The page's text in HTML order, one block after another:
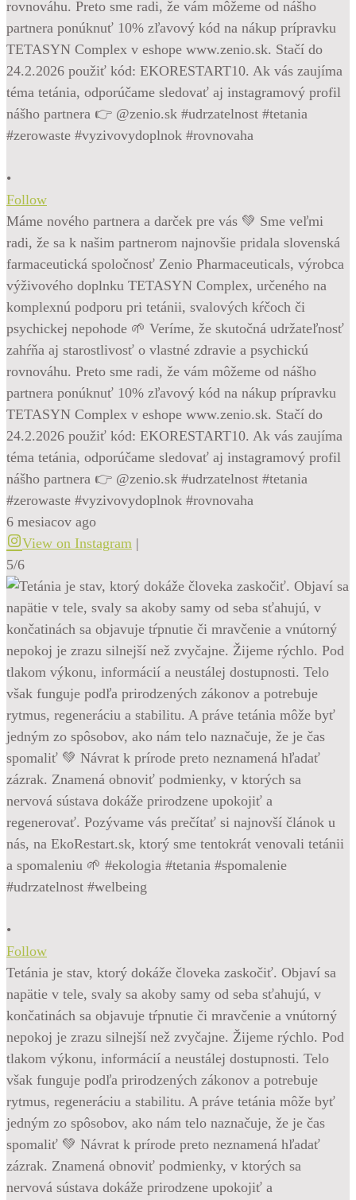
•
Follow
Máme nového partnera a darček pre vás 💚 Sme veľmi
radi, že sa k našim partnerom najnovšie pridala slovenská
farmaceutická spoločnosť Zenio Pharmaceuticals, výrobca
výživového doplnku TETASYN Complex, určeného na
komplexnú podporu pri tetánii, svalových kŕčoch či
psychickej nepohode 🌱 Veríme, že skutočná udržateľnosť
zahŕňa aj starostlivosť o vlastné zdravie a psychickú
rovnováhu. Preto sme radi, že vám môžeme od nášho
partnera ponúknuť 10% zľavový kód na nákup prípravku
TETASYN Complex v eshope www.zenio.sk. Stačí do
24.2.2026 použiť kód: EKORESTART10. Ak vás zaujíma
téma tetánia, odporúčame sledovať aj instagramový profil
nášho partnera 👉 @zenio.sk #udrzatelnost #tetania
#zerowaste #vyzivovydoplnok #rovnovaha
6 mesiacov ago
View on Instagram |
5/6
•
Follow
Tetánia je stav, ktorý dokáže človeka zaskočiť. Objaví sa
napätie v tele, svaly sa akoby samy od seba sťahujú, v
končatinách sa objavuje tŕpnutie či mravčenie a vnútorný
nepokoj je zrazu silnejší než zvyčajne. Žijeme rýchlo. Pod
tlakom výkonu, informácií a neustálej dostupnosti. Telo
však funguje podľa prirodzených zákonov a potrebuje
rytmus, regeneráciu a stabilitu. A práve tetánia môže byť
jedným zo spôsobov, ako nám telo naznačuje, že je čas
spomaliť 💚 Návrat k prírode preto neznamená hľadať
zázrak. Znamená obnoviť podmienky, v ktorých sa
nervová sústava dokáže prirodzene upokojiť a